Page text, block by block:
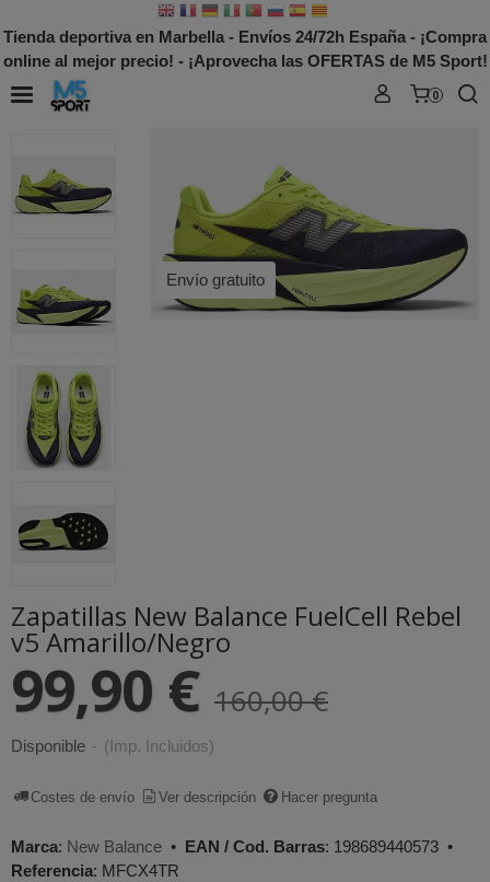
Tienda deportiva en Marbella - Envíos 24/72h España - ¡Compra
online al mejor precio! - ¡Aprovecha las OFERTAS de M5 Sport!
0
Envío gratuito
Zapatillas New Balance FuelCell Rebel
v5 Amarillo/Negro
99,90 € 160,00 €
Disponible - (Imp. Incluidos)
Costes de envío Ver descripción Hacer pregunta
Marca: New Balance • EAN / Cod. Barras: 198689440573 •
Referencia: MFCX4TR